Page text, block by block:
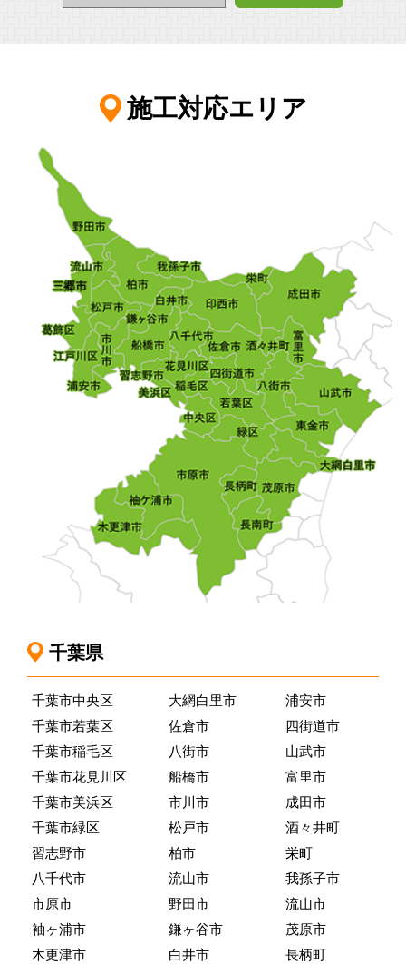
施工対応エリア
千葉県
千葉市中央区
千葉市若葉区
千葉市稲毛区
千葉市花見川区
千葉市美浜区
千葉市緑区
習志野市
八千代市
市原市
袖ヶ浦市
木更津市
大網白里市
佐倉市
八街市
船橋市
市川市
松戸市
柏市
流山市
野田市
鎌ヶ谷市
白井市
浦安市
四街道市
山武市
富里市
成田市
酒々井町
栄町
我孫子市
流山市
茂原市
長柄町